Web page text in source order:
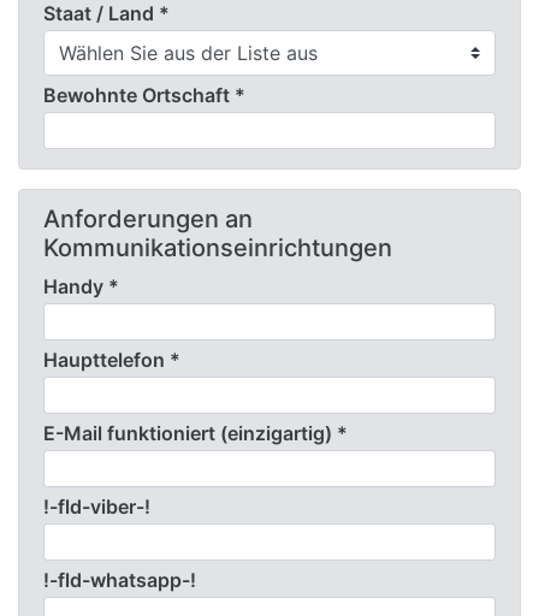
Staat / Land *
Bewohnte Ortschaft *
Anforderungen an
Kommunikationseinrichtungen
Handy *
Haupttelefon *
E-Mail funktioniert (einzigartig) *
!-fld-viber-!
!-fld-whatsapp-!